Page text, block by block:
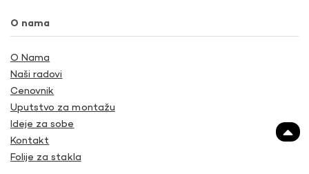
O nama
O Nama
Naši radovi
Cenovnik
Uputstvo za montažu
Ideje za sobe
Kontakt
Folije za stakla